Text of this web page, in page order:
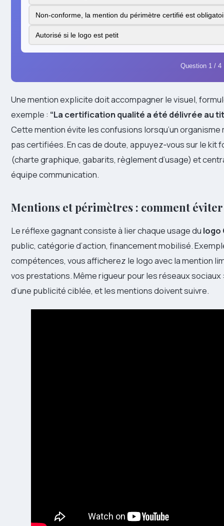
Non-conforme, la mention du périmètre certifié est
Autorisé si le logo est petit
Question 1 / 4
Une mention explicite doit accompagner le visuel,
exemple : “La certification qualité a été délivrée au
Cette mention évite les confusions lorsqu’un
pas certifiées. En cas de doute, appuyez‑vous sur le
(charte graphique, gabarits, règlement d’usage) et
équipe communication.
Mentions et périmètres : comment
Le réflexe gagnant consiste à lier chaque usage du logo
public, catégorie d’action, financement mobilisé.
compétences, vous afficherez le logo avec la mention
vos prestations. Même rigueur pour les réseaux
d’une publicité ciblée, et les mentions doivent suivre.